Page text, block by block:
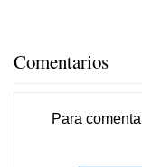
Comentarios
Para